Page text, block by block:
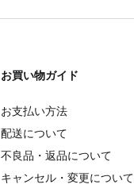
お買い物ガイド
お支払い方法
配送について
不良品・返品について
キャンセル・変更について